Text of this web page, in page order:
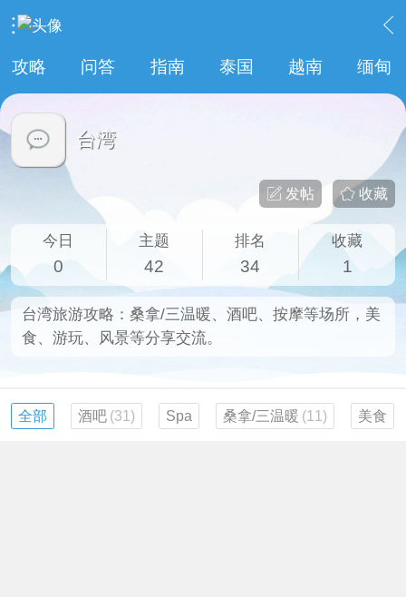
攻略 问答 指南 泰国 越南 缅甸
台湾
收藏
发帖
今日
0
主题
42
排名
34
收藏
1
台湾旅游攻略：桑拿/三温暖、酒吧、按摩等场所，美
食、游玩、风景等分享交流。
全部 酒吧 (31) Spa 桑拿/三温暖 (11) 美食